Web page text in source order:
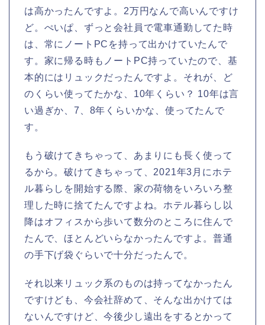
は高かったんですよ。2万円なんで高いんですけ
ど。ぺいぱ、ずっと会社員で電車通勤してた時
は、常にノートPCを持って出かけていたんで
す。家に帰る時もノートPC持っていたので、基
本的にはリュックだったんですよ。それが、ど
のくらい使ってたかな、10年くらい？ 10年は言
い過ぎか、7、8年くらいかな、使ってたんで
す。
もう破けてきちゃって、あまりにも長く使って
るから。破けてきちゃって、2021年3月にホテ
ル暮らしを開始する際、家の荷物をいろいろ整
理した時に捨てたんですよね。ホテル暮らし以
降はオフィスから歩いて数分のところに住んで
たんで、ほとんどいらなかったんですよ。普通
の手下げ袋ぐらいで十分だったんで。
それ以来リュック系のものは持ってなかったん
ですけども、今会社辞めて、そんな出かけては
ないんですけど、今後少し遠出をするとかって